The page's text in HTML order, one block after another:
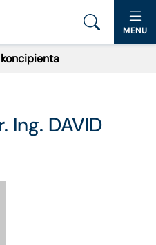
MENU
DAVID